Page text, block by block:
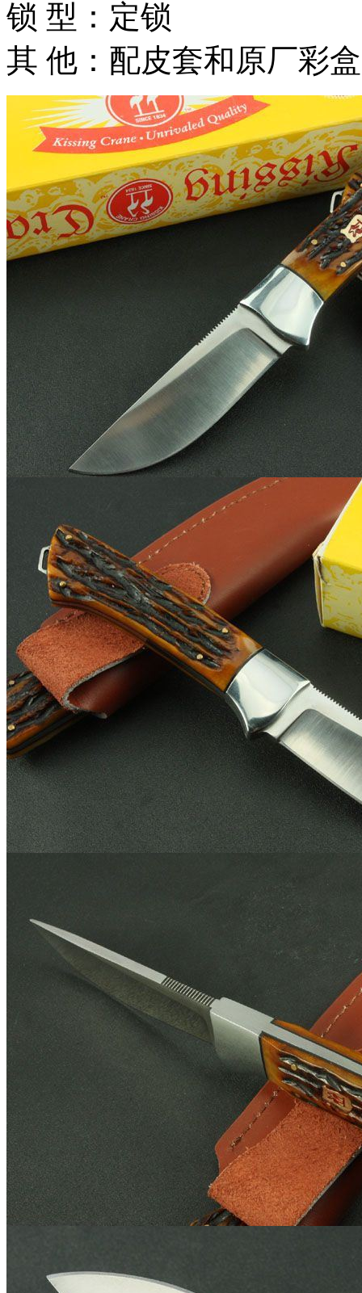
锁 型：定锁
其 他：配皮套和原厂彩盒